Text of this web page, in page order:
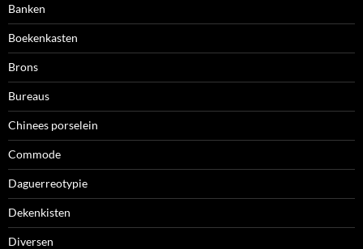
Banken
Boekenkasten
Brons
Bureaus
Chinees porselein
Commode
Daguerreotypie
Dekenkisten
Diversen